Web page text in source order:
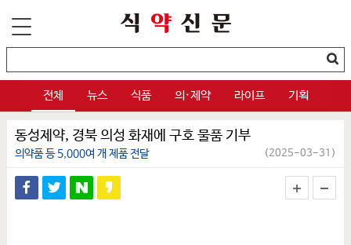
전체 뉴스 식품 의·제약 라이프 기획
동성제약, 경북 의성 화재에 구호 물품 기부
의약품 등 5,000여 개 제품 전달 (2025-03-31)